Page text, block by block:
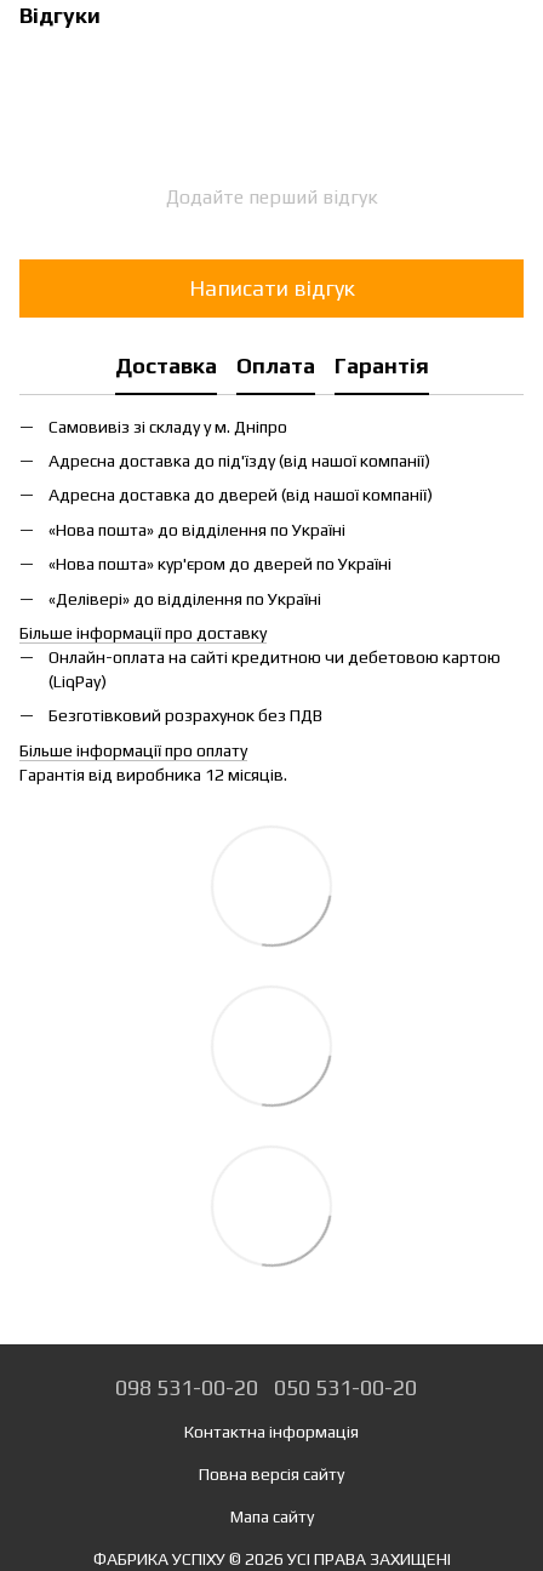
Відгуки
Додайте перший відгук
Написати відгук
Доставка Оплата Гарантія
Самовивіз зі складу у м. Дніпро
Адресна доставка до під'їзду (від нашої компанії)
Адресна доставка до дверей (від нашої компанії)
«Нова пошта» до відділення по Україні
«Нова пошта» кур'єром до дверей по Україні
«Делівері» до відділення по Україні
Більше інформації про доставку
Онлайн-оплата на сайті кредитною чи дебетовою картою
(LiqPay)
Безготівковий розрахунок без ПДВ
Більше інформації про оплату
Гарантія від виробника 12 місяців.
098 531-00-20 050 531-00-20
Контактна інформація
Повна версія сайту
Мапа сайту
ФАБРИКА УСПІХУ © 2026 УСІ ПРАВА ЗАХИЩЕНІ